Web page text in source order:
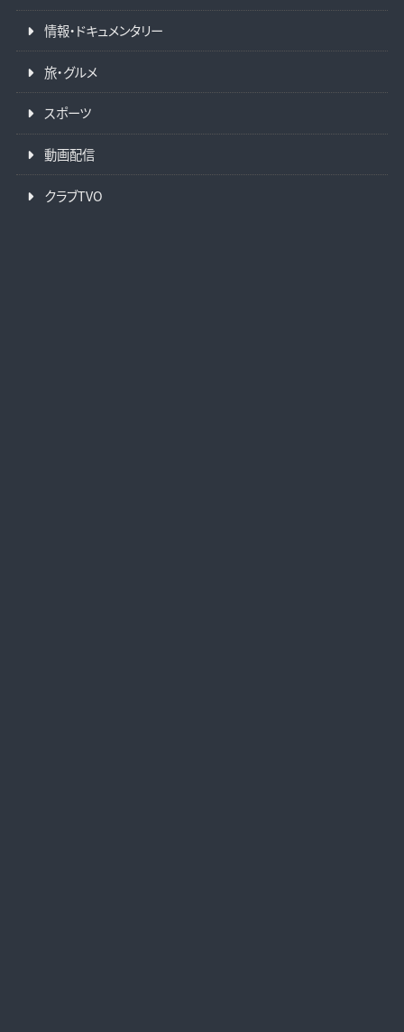
情報・ドキュメンタリー
旅・グルメ
スポーツ
動画配信
クラブTVO